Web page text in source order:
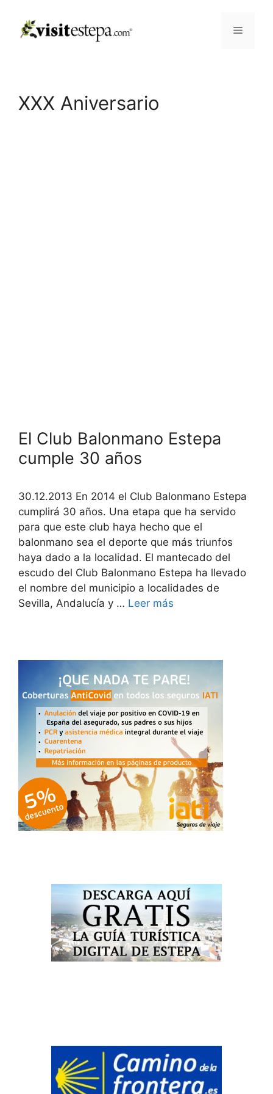
contenido
Menú
XXX Aniversario
El Club Balonmano Estepa
cumple 30 años
30.12.2013 En 2014 el Club Balonmano Estepa
cumplirá 30 años. Una etapa que ha servido
para que este club haya hecho que el
balonmano sea el deporte que más triunfos
haya dado a la localidad. El mantecado del
escudo del Club Balonmano Estepa ha llevado
el nombre del municipio a localidades de
Sevilla, Andalucía y … Leer más